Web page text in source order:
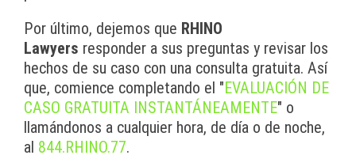
Por último, dejemos que RHINO
Lawyers responder a sus preguntas y revisar los
hechos de su caso con una consulta gratuita. Así
que, comience completando el "EVALUACIÓN DE
CASO GRATUITA INSTANTÁNEAMENTE" o
llamándonos a cualquier hora, de día o de noche,
al 844.RHINO.77.